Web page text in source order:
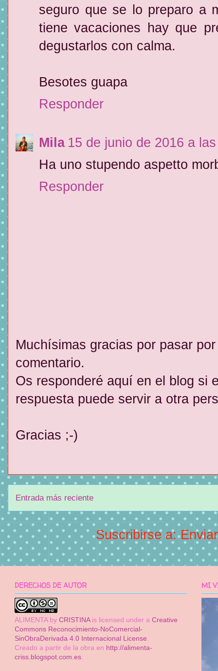
seguro que se lo preparo a
tiene vacaciones hay que
degustarlos con calma.
Besotes guapa
Responder
Mila 15 de junio de 2016 a
Ha uno stupendo aspetto
Responder
Muchísimas gracias por pasar
comentario.
Os responderé aquí en el blog si
respuesta puede servir a otra
Gracias ;-)
Entrada más reciente
Suscribirse a:
DERECHOS DE AUTOR
ALIMENTAby CRISTINAis licensed under a Creative
Commons Reconocimiento-NoComercial-
SinObraDerivada 4.0 Internacional License
Creado a partir de la obra en http://alimenta-
criss.blogspot.com.es
MI